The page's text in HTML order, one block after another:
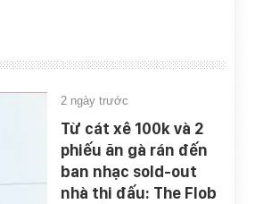
2 ngày trước
Từ cát xê 100k và 2
phiếu ăn gà rán đến
ban nhạc sold-out
nhà thi đấu: The Flob